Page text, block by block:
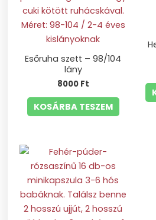
Esőruha szett – 98/104
lány
8000 Ft
KOSÁRBA TESZEM